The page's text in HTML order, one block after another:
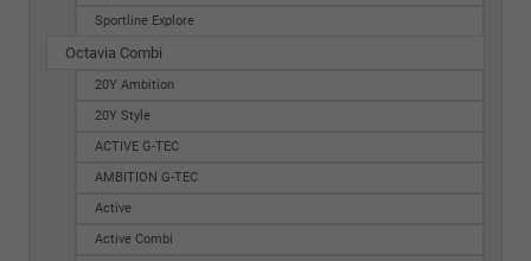
Sportline Explore
Octavia Combi
20Y Ambition
20Y Style
ACTIVE G-TEC
AMBITION G-TEC
Active
Active Combi